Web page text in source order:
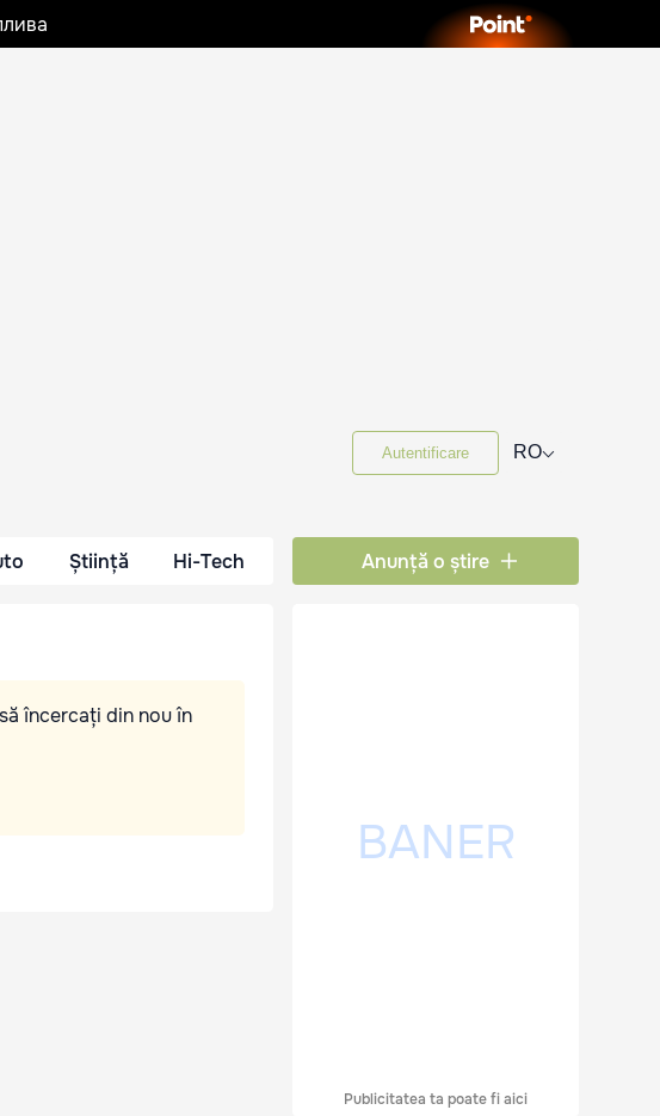
Autentificare RO⌵
Știință Hi-Tech Anunță o știre
încercați din nou în
Publicitatea ta poate fi aici